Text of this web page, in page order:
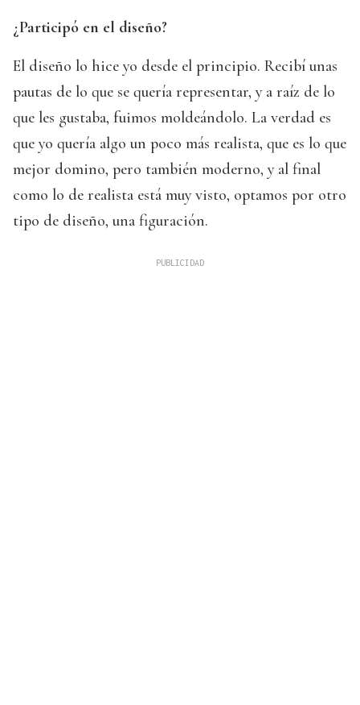
¿Participó en el diseño?
El diseño lo hice yo desde el principio. Recibí unas
pautas de lo que se quería representar, y a raíz de lo
que les gustaba, fuimos moldeándolo. La verdad es
que yo quería algo un poco más realista, que es lo que
mejor domino, pero también moderno, y al final
como lo de realista está muy visto, optamos por otro
tipo de diseño, una figuración.